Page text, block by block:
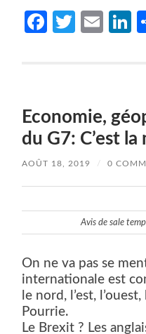
Facebook
Twitter
Economie,
du G7: C’est la
AOÛT 18, 2019 / 0
Avis de sale
On ne va pas se
internationale est
le nord, l’est,
Pourrie.
Le Brexit ? Les